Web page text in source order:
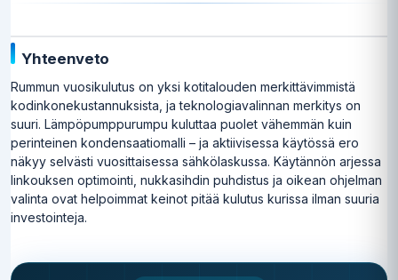
Yhteenveto
Rummun vuosikulutus on yksi kotitalouden merkittävimmistä
kodinkonekustannuksista, ja teknologiavalinnan merkitys on
suuri. Lämpöpumppurumpu kuluttaa puolet vähemmän kuin
perinteinen kondensaatiomalli – ja aktiivisessa käytössä ero
näkyy selvästi vuosittaisessa sähkölaskussa. Käytännön arjessa
linkouksen optimointi, nukkasihdin puhdistus ja oikean ohjelman
valinta ovat helpoimmat keinot pitää kulutus kurissa ilman suuria
investointeja.